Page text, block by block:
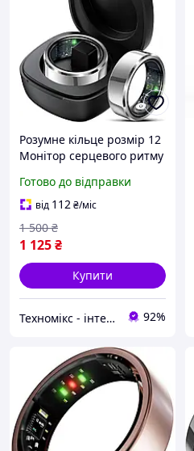
Розумне кільце розмір 12
Монітор серцевого ритму
артеріального тиску
Трекер сну Кільце для
здоров'я Шагомер
Готово до відправки
від 112₴/міс
1 125₴
1 500 ₴
Купити
Техномікс - інтернет - магазин якісної техніки, електроніки та інших товарів для дому та роботи 92%